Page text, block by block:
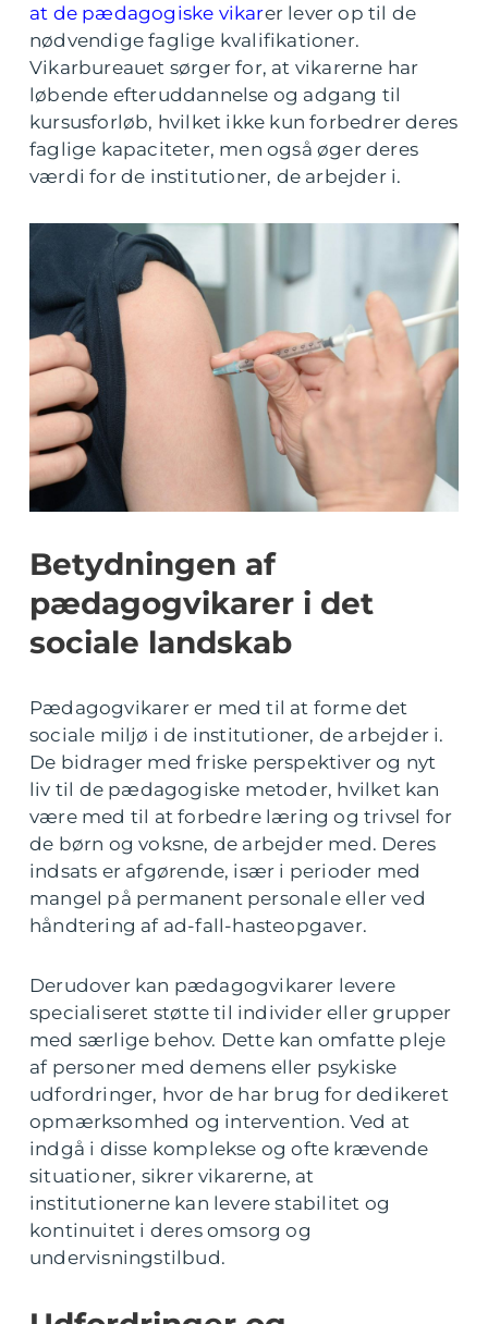
at de pædagogiske vikarer lever op til de
nødvendige faglige kvalifikationer.
Vikarbureauet sørger for, at vikarerne har
løbende efteruddannelse og adgang til
kursusforløb, hvilket ikke kun forbedrer deres
faglige kapaciteter, men også øger deres
værdi for de institutioner, de arbejder i.
Betydningen af
pædagogvikarer i det
sociale landskab
Pædagogvikarer er med til at forme det
sociale miljø i de institutioner, de arbejder i.
De bidrager med friske perspektiver og nyt
liv til de pædagogiske metoder, hvilket kan
være med til at forbedre læring og trivsel for
de børn og voksne, de arbejder med. Deres
indsats er afgørende, især i perioder med
mangel på permanent personale eller ved
håndtering af ad-fall-hasteopgaver.
Derudover kan pædagogvikarer levere
specialiseret støtte til individer eller grupper
med særlige behov. Dette kan omfatte pleje
af personer med demens eller psykiske
udfordringer, hvor de har brug for dedikeret
opmærksomhed og intervention. Ved at
indgå i disse komplekse og ofte krævende
situationer, sikrer vikarerne, at
institutionerne kan levere stabilitet og
kontinuitet i deres omsorg og
undervisningstilbud.